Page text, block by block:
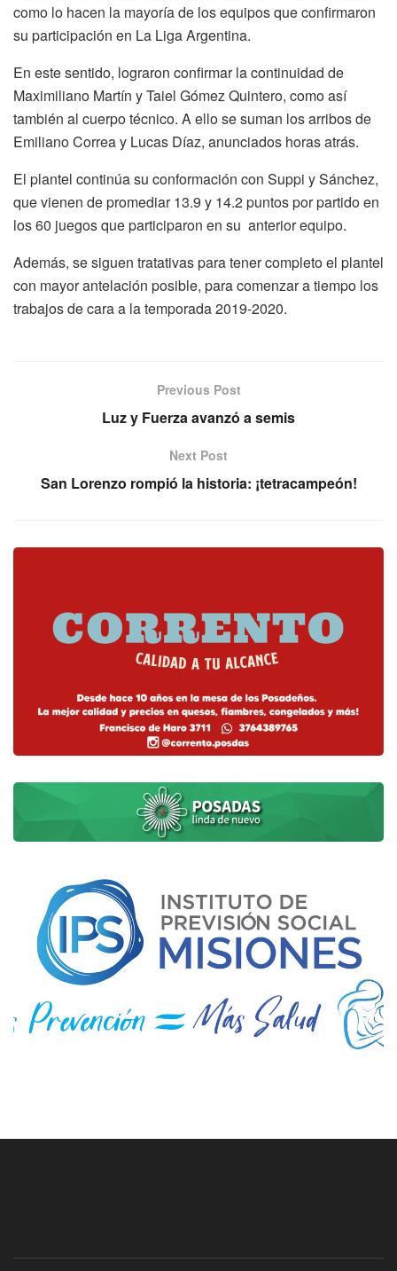
como lo hacen la mayoría de los equipos que confirmaron
su participación en La Liga Argentina.
En este sentido, lograron confirmar la continuidad de
Maximiliano Martín y Taiel Gómez Quintero, como así
también al cuerpo técnico. A ello se suman los arribos de
Emiliano Correa y Lucas Díaz, anunciados horas atrás.
El plantel continúa su conformación con Suppi y Sánchez,
que vienen de promediar 13.9 y 14.2 puntos por partido en
los 60 juegos que participaron en su anterior equipo.
Además, se siguen tratativas para tener completo el plantel
con mayor antelación posible, para comenzar a tiempo los
trabajos de cara a la temporada 2019-2020.
Previous Post
Luz y Fuerza avanzó a semis
Next Post
San Lorenzo rompió la historia: ¡tetracampeón!